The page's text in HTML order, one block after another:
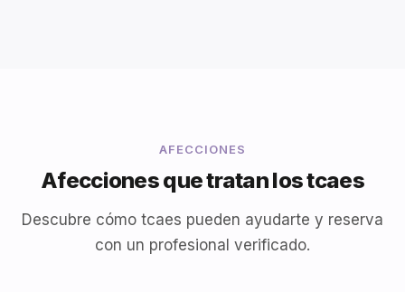
AFECCIONES
Afecciones que tratan los tcaes
Descubre cómo tcaes pueden ayudarte y reserva
con un profesional verificado.